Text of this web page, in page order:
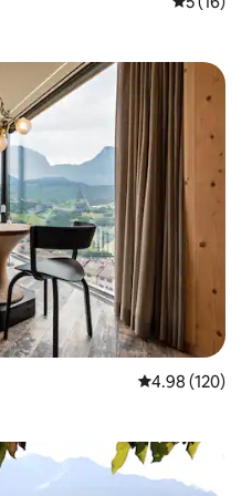
Meánrátáil
4.98 (120)